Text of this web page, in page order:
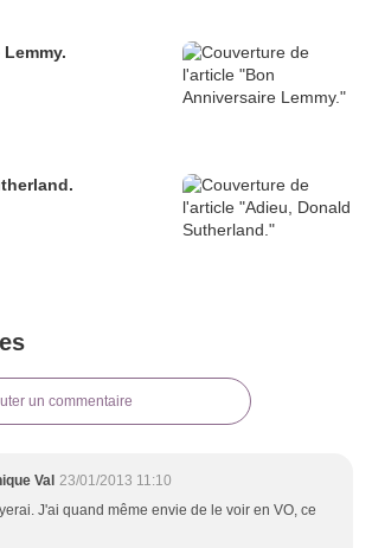
un commentaire
Val 23/01/2013 11:10
J'ai quand même envie de le voir en VO, ce